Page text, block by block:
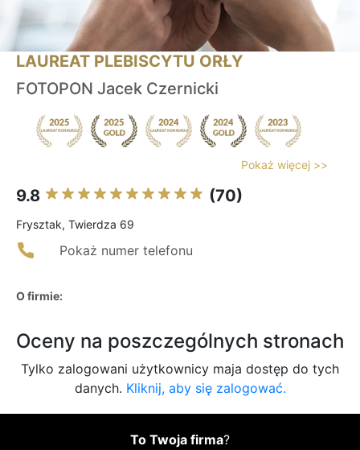
LAUREAT PLEBISCYTU ORŁY
FOTOPON Jacek Czernicki
Pokaż więcej >>
9.8 (70)
Frysztak, Twierdza 69
Pokaż numer telefonu
O firmie:
Oceny na poszczególnych stronach
Tylko zalogowani użytkownicy maja dostęp do tych
danych. Kliknij, aby się zalogować.
To Twoja firma?